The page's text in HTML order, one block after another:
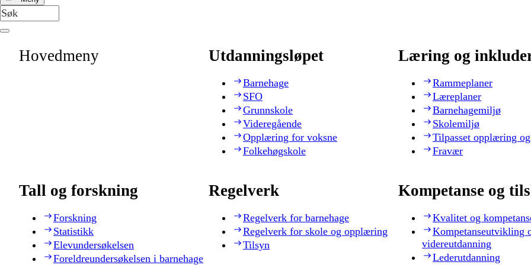
Hovedmeny Utdanningsløpet
Barnehage
SFO
Grunnskole
Videregående
Opplæring for voksne
Folkehøgskole
Læring og
Rammeplaner
Læreplaner
Barnehagemiljø
Skolemiljø
Tilpasset opplæring
Fravær
Tall og forskning
Forskning
Statistikk
Elevundersøkelsen
Foreldreundersøkelsen i barnehage
Regelverk
Regelverk for barnehage
Regelverk for skole og opplæring
Tilsyn
Kompetanse og
Kvalitet og
Kompetanseutvikling
videreutdanning
Lederutdanning